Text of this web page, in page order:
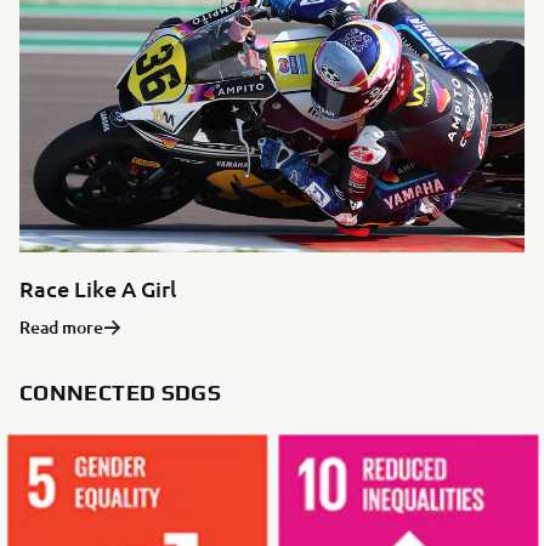
Race Like A Girl
Read more
CONNECTED SDGS